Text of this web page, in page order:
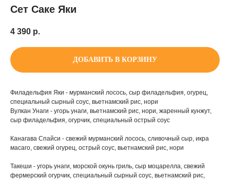
Сет Саке Яки
4 390 р.
ДОБАВИТЬ В КОРЗИНУ
Филадельфия Яки - мурманский лосось, сыр филадельфия, огурец,
специальный сырный соус, вьетнамский рис, нори
Вулкан Унаги - угорь унаги, вьетнамский рис, нори, жаренный кунжут,
сыр филадельфия, огурчик, специальный острый соус
Канагава Спайси - свежий мурманский лосось, сливочный сыр, икра
масаго, свежий огурец, острый соус, вьетнамский рис, нори
Такеши - угорь унаги, морской окунь гриль, сыр моцарелла, свежий
фермерский огурчик, специальный сырный соус, вьетнамский рис,